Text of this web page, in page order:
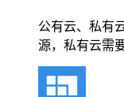
公有云、私有
源，私有云需